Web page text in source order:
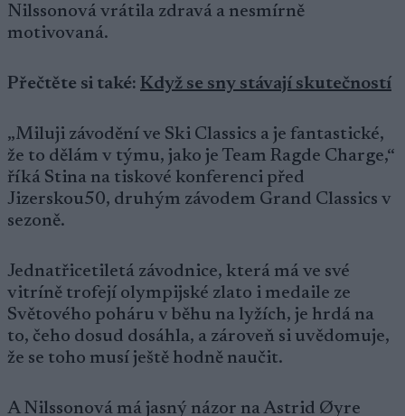
Nilssonová vrátila zdravá a nesmírně
motivovaná.
Přečtěte si také: Když se sny stávají skutečností
„Miluji závodění ve Ski Classics a je fantastické,
že to dělám v týmu, jako je Team Ragde Charge,“
říká Stina na tiskové konferenci před
Jizerskou50, druhým závodem Grand Classics v
sezoně.
Jednatřicetiletá závodnice, která má ve své
vitríně trofejí olympijské zlato i medaile ze
Světového poháru v běhu na lyžích, je hrdá na
to, čeho dosud dosáhla, a zároveň si uvědomuje,
že se toho musí ještě hodně naučit.
A Nilssonová má jasný názor na Astrid Øyre